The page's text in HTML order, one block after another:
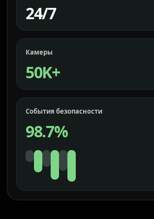
24/7
Камеры
50K+
События безопасности
98.7%